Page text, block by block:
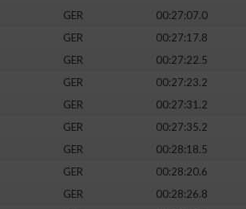
GER
00:27:07.0
GER
00:27:17.8
GER 00:27:22.5
GER
00:27:23.2
GER
00:27:31.2
GER
00:27:35.2
GER
00:28:18.5
GER 00:28:20.6
GER
00:28:26.8